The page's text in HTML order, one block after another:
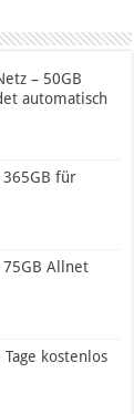
– 50GB
automatisch
365GB für
Allnet
kostenlos